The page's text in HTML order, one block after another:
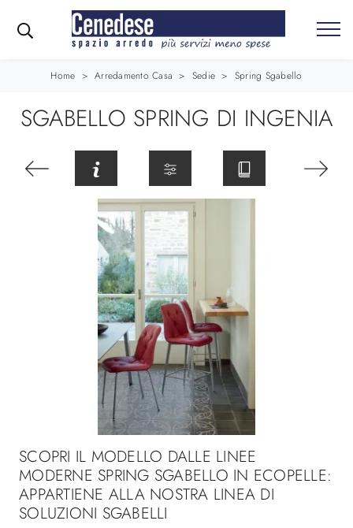
Home > Arredamento Casa > Sedie > Spring Sgabello
SGABELLO SPRING DI INGENIA
SCOPRI IL MODELLO DALLE LINEE
MODERNE SPRING SGABELLO IN ECOPELLE:
APPARTIENE ALLA NOSTRA LINEA DI
SOLUZIONI SGABELLI